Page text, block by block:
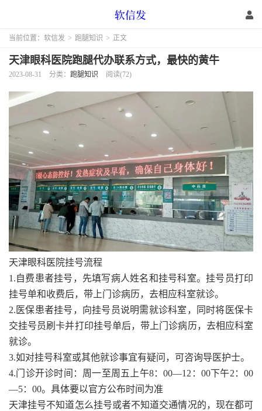
当前位置： 软信发 > 跑腿知识 > 正文
天津眼科医院跑腿代办联系方式，最快的黄牛
2023-08-31 分类： 跑腿知识 阅读(72)
天津眼科医院挂号流程
1.自费患者挂号，先填写病人姓名和挂号科室。挂号员打印
挂号单和收费后，带上门诊病历，去相应科室就诊。
2.医保患者挂号，向挂号员说明需就诊科室，同时将医保卡
交挂号员刷卡并打印挂号单后，带上门诊病历，去相应科室
就诊。
3.如对挂号科室或其他就诊事宜有疑问，可咨询导医护士。
4.门诊开诊时间：周一至周五上午8：00—12：00下午2：00
—5：00。具体要以官方公布时间为准
天津挂号不知道怎么挂号或者不知道交通情况的，现在都可